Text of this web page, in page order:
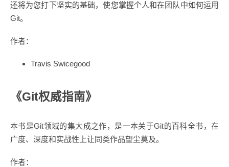
还将为您打下坚实的基础，使您掌握个人和在团队中如何运用
Git。
作者：
Travis Swicegood
《Git权威指南》
本书是Git领域的集大成之作，是一本关于Git的百科全书，在
广度、深度和实战性上让同类作品望尘莫及。
作者：